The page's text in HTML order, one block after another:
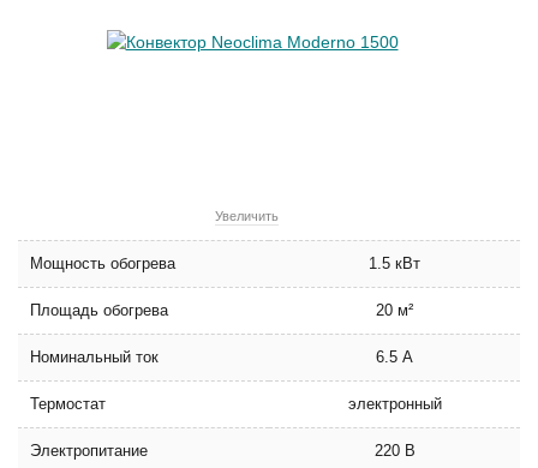
Увеличить
Мощность обогрева 1.5 кВт
Площадь обогрева 20 м²
Номинальный ток 6.5 А
Термостат электронный
Электропитание 220 В